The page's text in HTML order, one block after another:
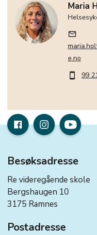
Maria
mail_outline
e.no
smartphone 99
Besøksadresse
Re videregående skole
Bergshaugen 10
3175 Ramnes
Postadresse